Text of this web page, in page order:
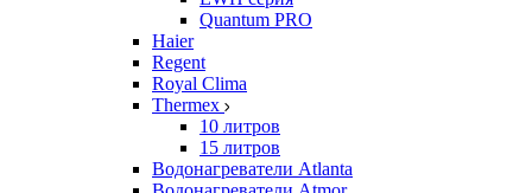
Quantum PRO
Haier
Regent
Royal Clima
Thermex
10 литров
15 литров
Водонагреватели Atlanta